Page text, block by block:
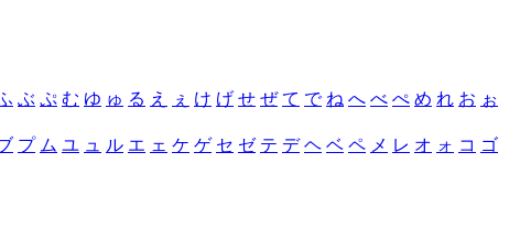
ぶ ぷ む ゆ ゅ る え ぇ け げ せ ぜ て で ね へ べ ぺ め れ お ぉ
プ ム ユ ュ ル エ ェ ケ ゲ セ ゼ テ デ ヘ ベ ペ メ レ オ ォ コ ゴ